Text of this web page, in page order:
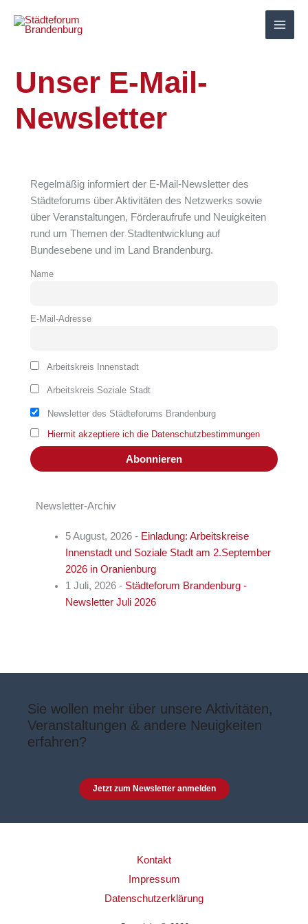
Inhalt
Unser E-Mail-
Newsletter
Regelmäßig informiert der E-Mail-Newsletter des
Städteforums über Aktivitäten des Netzwerks sowie
über Veranstaltungen, Förderaufrufe und Neuigkeiten
rund um Themen der Stadtentwicklung auf
Bundesebene und im Land Brandenburg.
Name
E-Mail-Adresse
Arbeitskreis Innenstadt
Arbeitskreis Soziale Stadt
Newsletter des Städteforums Brandenburg
Hiermit akzeptiere ich die Datenschutzbestimmungen
Newsletter-Archiv
5 August, 2026 - Einladung: Arbeitskreise
Innenstadt und Soziale Stadt am 2.September
2026 in Oranienburg
1 Juli, 2026 - Städteforum Brandenburg -
Newsletter Juli 2026
Sie wollen mehr über unsere Aktivitäten,
Veranstaltungen & andere Neuigkeiten
erfahren?
Jetzt zum Newsletter anmelden
Kontakt
Impressum
Datenschutzerklärung